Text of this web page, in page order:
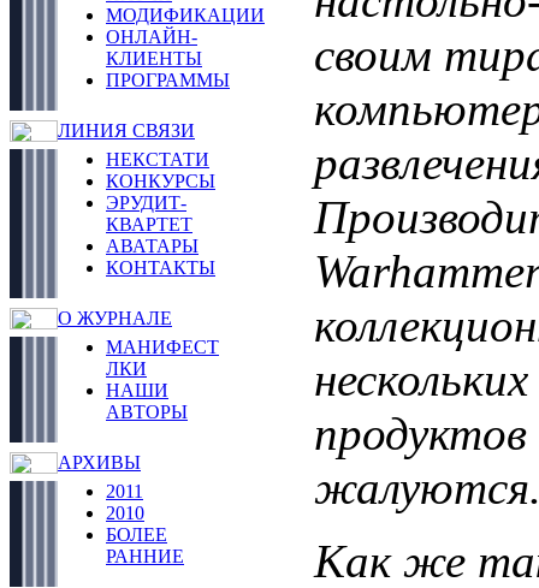
МОДИФИКАЦИИ
ОНЛАЙН-
КЛИЕНТЫ
ПРОГРАММЫ
ЛИНИЯ СВЯЗИ
НЕКСТАТИ
КОНКУРСЫ
ЭРУДИТ-
КВАРТЕТ
АВАТАРЫ
КОНТАКТЫ
О ЖУРНАЛЕ
МАНИФЕСТ
ЛКИ
НАШИ
АВТОРЫ
АРХИВЫ
2011
2010
БОЛЕЕ
РАННИЕ
своим
Как же